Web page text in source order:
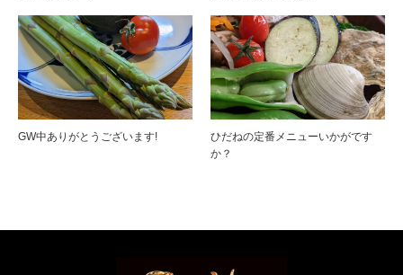
GW中ありがとうございます!
ひだねの定番メニューいかがです
か？